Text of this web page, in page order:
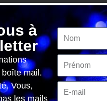
– Interview de No Terror In the Bang
à
mail.
Vous,
les mails